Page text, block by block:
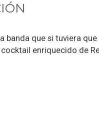
banda que si tuviera
enriquecido de